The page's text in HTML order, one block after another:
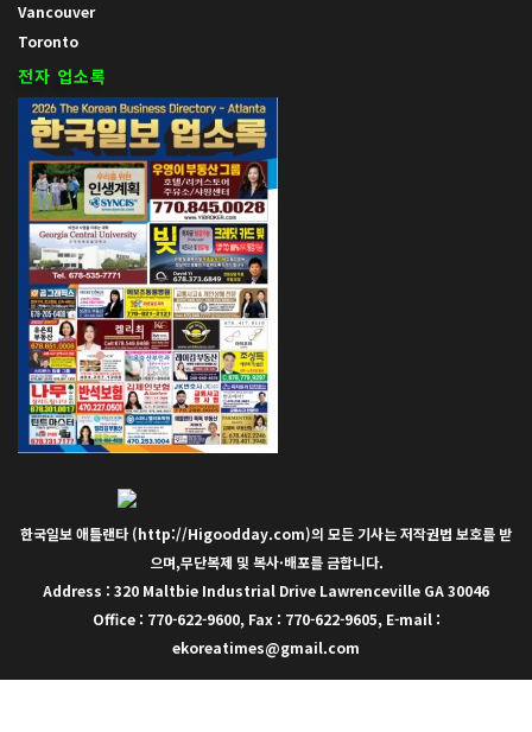
Vancouver
Toronto
전자 업소록
한국일보 애틀랜타 (http://Higoodday.com)의 모든 기사는 저작권법 보호를 받
으며,무단복제 및 복사·배포를 금합니다.
Address : 320 Maltbie Industrial Drive Lawrenceville GA 30046
Office : 770-622-9600, Fax : 770-622-9605, E-mail :
ekoreatimes@gmail.com